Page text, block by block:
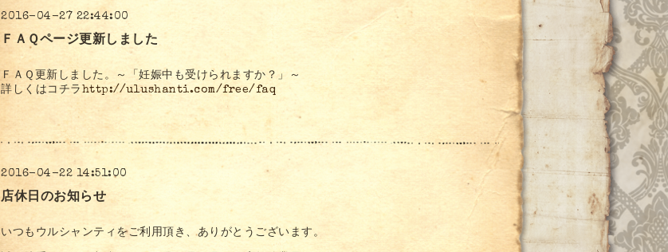
2016-04-27 22:44:00
ＦＡＱページ更新しました
ＦＡＱ更新しました。～「妊娠中も受けられますか？」～
詳しくはコチラ http://ulushanti.com/free/faq
2016-04-22 14:51:00
店休日のお知らせ
いつもウルシャンティをご利用頂き、ありがとうございます。